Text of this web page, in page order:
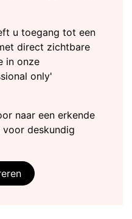
u toegang tot een
direct zichtbare
in onze
only'
naar een erkende
deskundig